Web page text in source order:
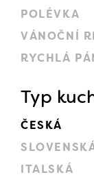
POLÉVKA
VÁNOČNÍ
RYCHLÁ
Typ
ČESKÁ
ITALSKÁ